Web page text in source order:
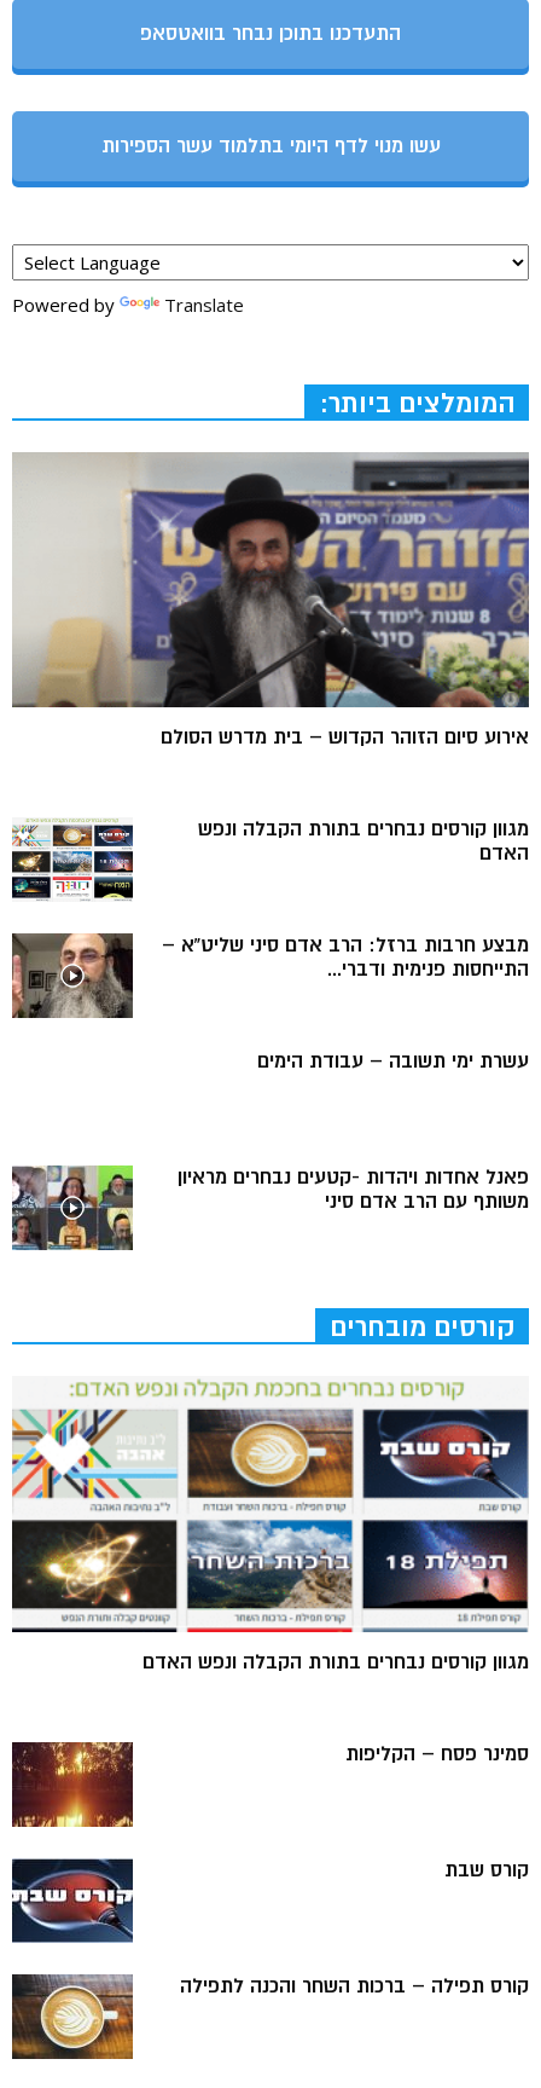
התעדכנו בתוכן נבחר בוואטסאפ
עשו מנוי לדף היומי בתלמוד עשר הספירות
Powered by Translate
המומלצים ביותר:
אירוע סיום הזוהר הקדוש – בית מדרש הסולם
מגוון קורסים נבחרים בתורת הקבלה ונפש
האדם
מבצע חרבות ברזל: הרב אדם סיני שליט”א –
התייחסות פנימית ודברי...
עשרת ימי תשובה – עבודת הימים
פאנל אחדות ויהדות -קטעים נבחרים מראיון
משותף עם הרב אדם סיני
קורסים מובחרים
מגוון קורסים נבחרים בתורת הקבלה ונפש האדם
סמינר פסח – הקליפות
קורס שבת
קורס תפילה – ברכות השחר והכנה לתפילה